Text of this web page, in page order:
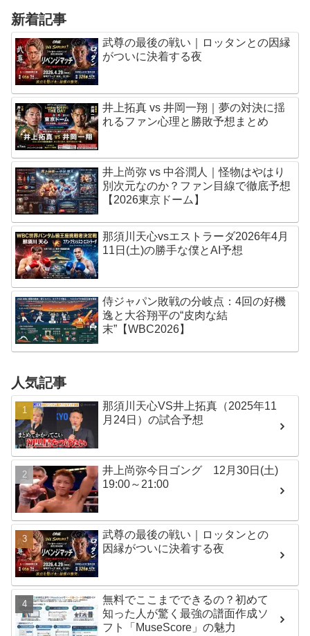
新着記事
武尊の最後の戦い｜ロッタンとの因縁
がついに決着する夜
井上拓真 vs 井岡一翔｜夢の対決に揺
れるファン心理と勝敗予想まとめ
井上尚弥 vs 中谷潤人｜怪物はやはり
別次元なのか？ファン目線で徹底予想
【2026東京ドーム】
那須川天心vsエストラーダ2026年4月
11日(土)の勝手な僕とAI予想
侍ジャパン敗戦の分岐点：4回の好機
逸と大谷翔平の“皮肉な結
末”【WBC2026】
人気記事
那須川天心VS井上拓真（2025年11
月24日）の試合予想
井上尚弥今日ゴング 12月30日(土)
19:00～21:00
武尊の最後の戦い｜ロッタンとの
因縁がついに決着する夜
無料でここまでできるの？初めて
知った人が驚く最強の譜面作成ソ
フト「MuseScore」の魅力